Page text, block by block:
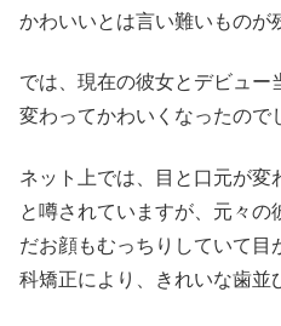
かわいいとは言い難いものが
では、現在の彼女とデビュー
変わってかわいくなったので
ネット上では、目と口元が変
と噂されていますが、元々の
だお顔もむっちりしていて
科矯正により、きれいな歯並